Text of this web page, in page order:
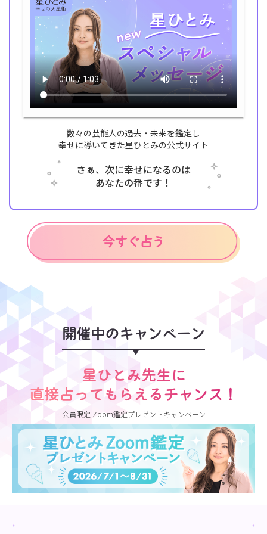
数々の芸能人の過去・未来を鑑定し
幸せに導いてきた星ひとみの公式サイト
さぁ、次に幸せになるのは
あなたの番です！
開催中のキャンペーン
星ひとみ先生に
直接占ってもらえるチャンス！
会員限定 Zoom鑑定プレゼントキャンペーン